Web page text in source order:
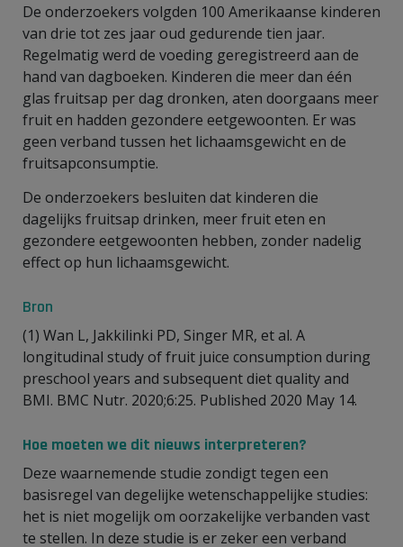
De onderzoekers volgden 100 Amerikaanse kinderen
van drie tot zes jaar oud gedurende tien jaar.
Regelmatig werd de voeding geregistreerd aan de
hand van dagboeken. Kinderen die meer dan één
glas fruitsap per dag dronken, aten doorgaans meer
fruit en hadden gezondere eetgewoonten. Er was
geen verband tussen het lichaamsgewicht en de
fruitsapconsumptie.
De onderzoekers besluiten dat kinderen die
dagelijks fruitsap drinken, meer fruit eten en
gezondere eetgewoonten hebben, zonder nadelig
effect op hun lichaamsgewicht.
Bron
(1) Wan L, Jakkilinki PD, Singer MR, et al. A
longitudinal study of fruit juice consumption during
preschool years and subsequent diet quality and
BMI. BMC Nutr. 2020;6:25. Published 2020 May 14.
Hoe moeten we dit nieuws interpreteren?
Deze waarnemende studie zondigt tegen een
basisregel van degelijke wetenschappelijke studies:
het is niet mogelijk om oorzakelijke verbanden vast
te stellen. In deze studie is er zeker een verband